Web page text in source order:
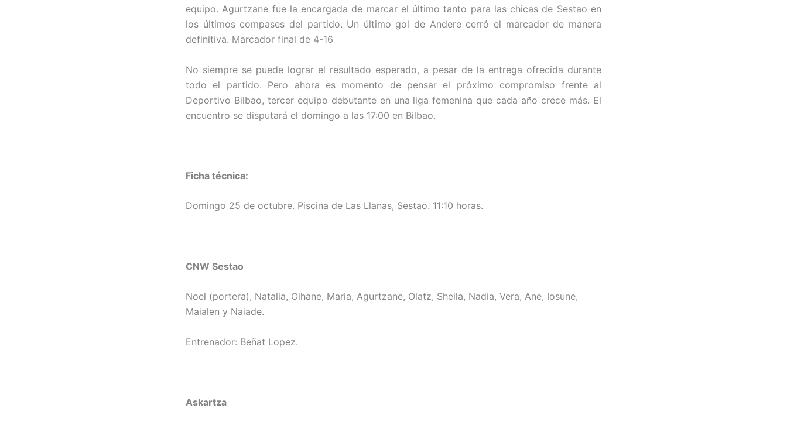
equipo. Agurtzane fue la encargada de marcar el último tanto para las chicas de Sestao en
los últimos compases del partido. Un último gol de Andere cerró el marcador de manera
definitiva. Marcador final de 4-16
No siempre se puede lograr el resultado esperado, a pesar de la entrega ofrecida durante
todo el partido. Pero ahora es momento de pensar el próximo compromiso frente al
Deportivo Bilbao, tercer equipo debutante en una liga femenina que cada año crece más. El
encuentro se disputará el domingo a las 17:00 en Bilbao.
Ficha técnica:
Domingo 25 de octubre. Piscina de Las Llanas, Sestao. 11:10 horas.
CNW Sestao
Noel (portera), Natalia, Oihane, Maria, Agurtzane, Olatz, Sheila, Nadia, Vera, Ane, Iosune,
Maialen y Naiade.
Entrenador: Beñat Lopez.
Askartza